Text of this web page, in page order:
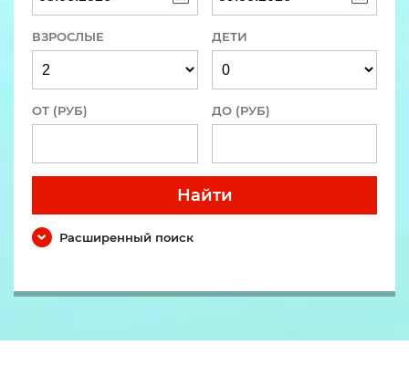
ВЗРОСЛЫЕ ДЕТИ
ОТ (РУБ) ДО (РУБ)
Найти
Расширенный поиск